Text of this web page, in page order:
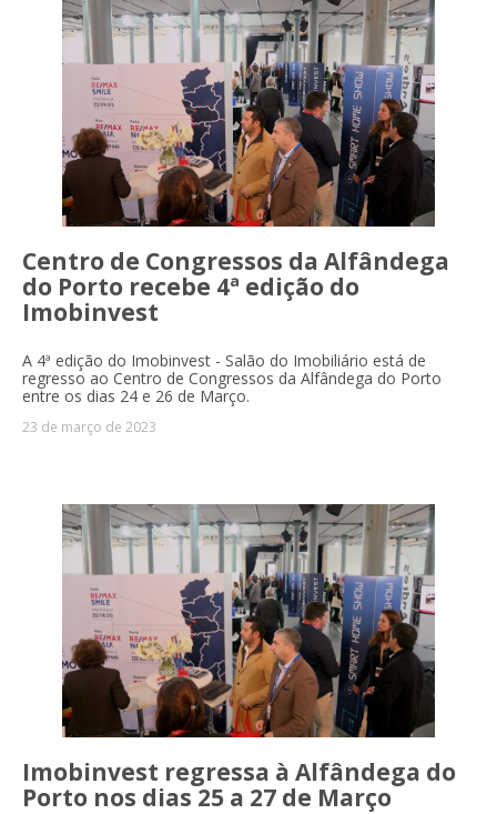
Centro de Congressos da Alfândega
do Porto recebe 4ª edição do
Imobinvest
A 4ª edição do Imobinvest - Salão do Imobiliário está de
regresso ao Centro de Congressos da Alfândega do Porto
entre os dias 24 e 26 de Março.
23 de março de 2023
Imobinvest regressa à Alfândega do
Porto nos dias 25 a 27 de Março